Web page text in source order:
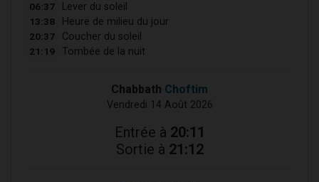
06:37 Lever du soleil
13:38 Heure de milieu du jour
20:37 Coucher du soleil
21:19 Tombée de la nuit
Chabbath Choftim
Vendredi 14 Août 2026
Entrée à 20:11
Sortie à 21:12